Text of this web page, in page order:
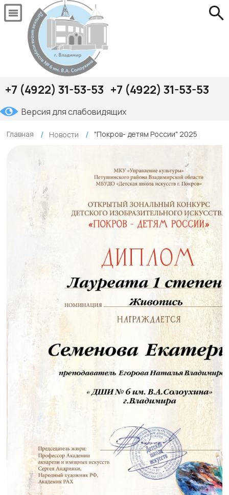
+7 (4922) 31-53-53 +7 (4922) 31-53-53
Версия для слабовидящих
Главная Новости "Покров- детям России" 2025